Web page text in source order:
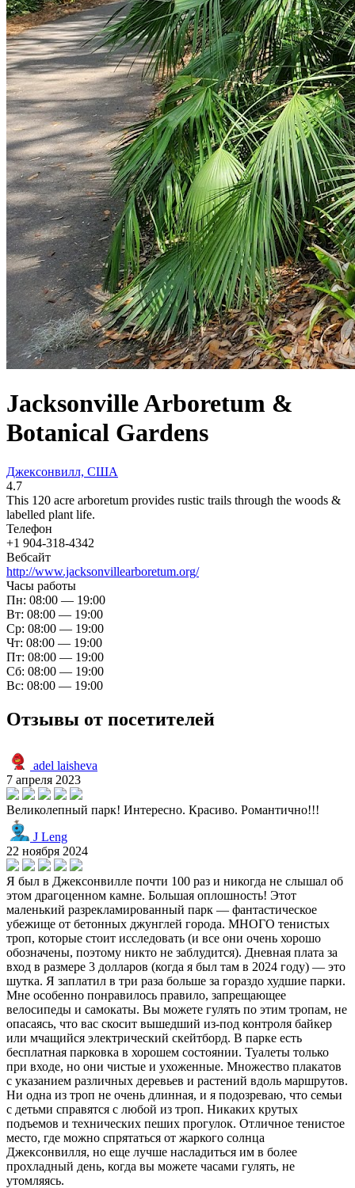
Jacksonville Arboretum &
Botanical Gardens
Джексонвилл, США
4.7
This 120 acre arboretum provides rustic trails through the woods &
labelled plant life.
Телефон
+1 904-318-4342
Вебсайт
http://www.jacksonvillearboretum.org/
Часы работы
Пн: 08:00 — 19:00
Вт: 08:00 — 19:00
Ср: 08:00 — 19:00
Чт: 08:00 — 19:00
Пт: 08:00 — 19:00
Сб: 08:00 — 19:00
Вс: 08:00 — 19:00
Отзывы от посетителей
adel laisheva
7 апреля 2023
Великолепный парк! Интересно. Красиво. Романтично!!!
J Leng
22 ноября 2024
Я был в Джексонвилле почти 100 раз и никогда не слышал об
этом драгоценном камне. Большая оплошность! Этот
маленький разрекламированный парк — фантастическое
убежище от бетонных джунглей города. МНОГО тенистых
троп, которые стоит исследовать (и все они очень хорошо
обозначены, поэтому никто не заблудится). Дневная плата за
вход в размере 3 долларов (когда я был там в 2024 году) — это
шутка. Я заплатил в три раза больше за гораздо худшие парки.
Мне особенно понравилось правило, запрещающее
велосипеды и самокаты. Вы можете гулять по этим тропам, не
опасаясь, что вас скосит вышедший из-под контроля байкер
или мчащийся электрический скейтборд. В парке есть
бесплатная парковка в хорошем состоянии. Туалеты только
при входе, но они чистые и ухоженные. Множество плакатов
с указанием различных деревьев и растений вдоль маршрутов.
Ни одна из троп не очень длинная, и я подозреваю, что семьи
с детьми справятся с любой из троп. Никаких крутых
подъемов и технических пеших прогулок. Отличное тенистое
место, где можно спрятаться от жаркого солнца
Джексонвилля, но еще лучше насладиться им в более
прохладный день, когда вы можете часами гулять, не
утомляясь.